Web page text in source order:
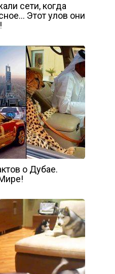
сети, когда
Этот улов они
о Дубае.